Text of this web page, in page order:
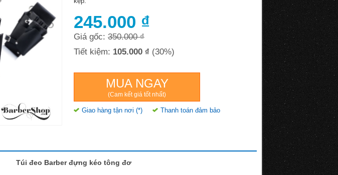
245.000 ₫
Giá gốc: 350.000 ₫
Tiết kiệm: 105.000 ₫ (30%)
MUA NGAY
(Cam kết giá tốt nhất)
Giao hàng tận nơi (*) Thanh toán đảm bảo
Túi đeo Barber đựng kéo tông đơ